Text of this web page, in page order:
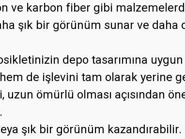
ve karbon fiber gibi
şık bir görünüm sunar ve daha
depo tasarımına
de işlevini tam olarak yerine
uzun ömürlü olması açısından
şık bir görünüm